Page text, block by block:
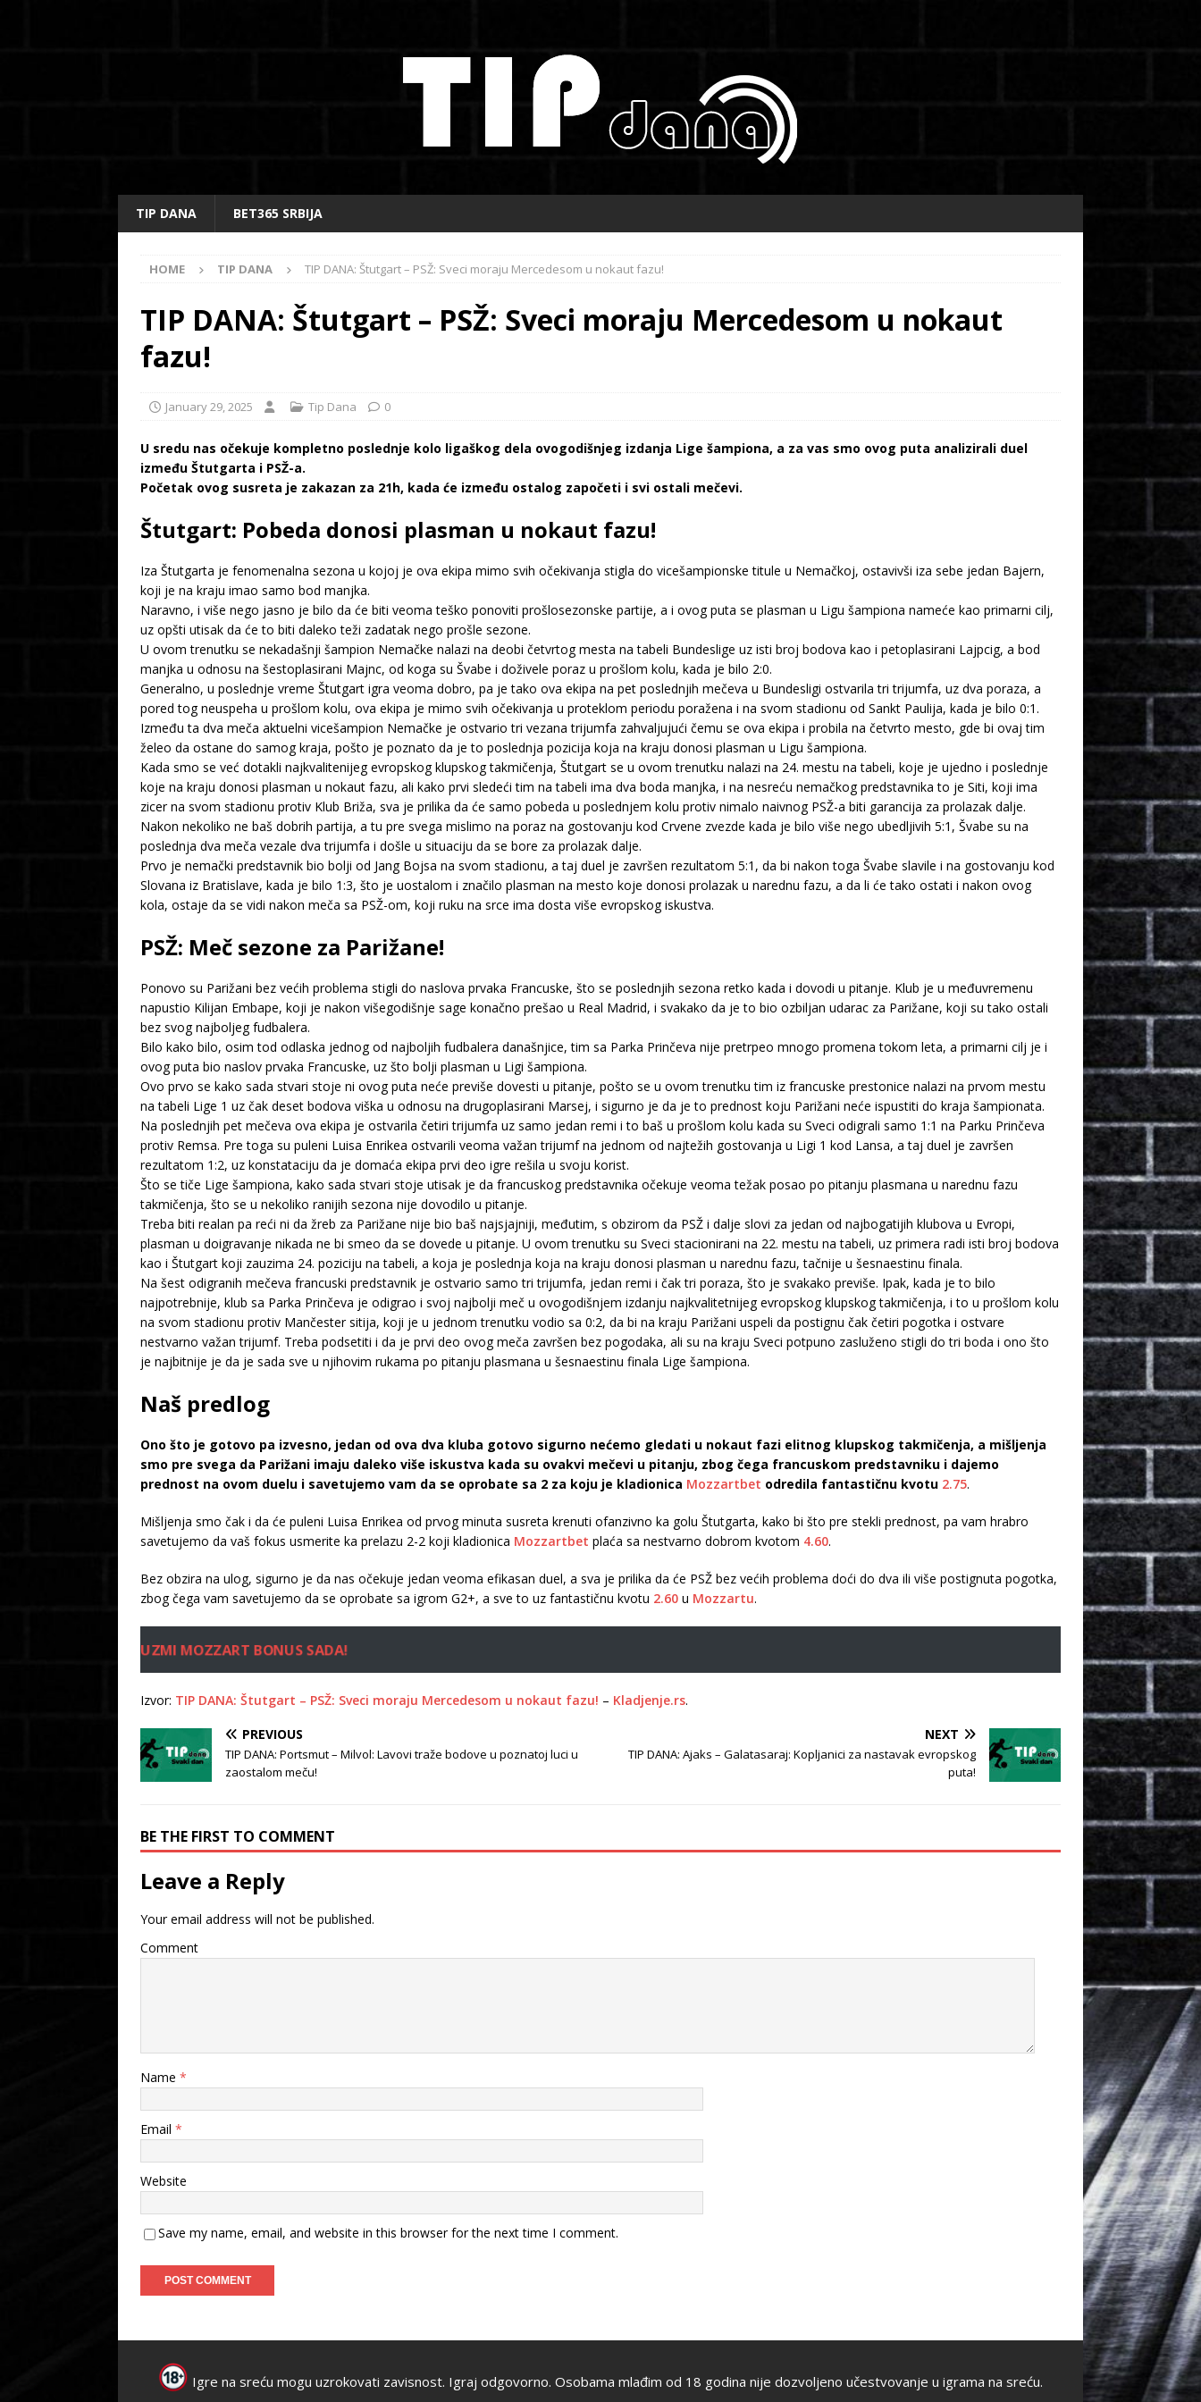
TIP DANA BET365 SRBIJA
HOME TIP DANA TIP DANA: Štutgart – PSŽ: Sveci moraju Mercedesom u nokaut fazu!
TIP DANA: Štutgart – PSŽ: Sveci moraju Mercedesom u nokaut
fazu!
January 29, 2025 Tip Dana 0
U sredu nas očekuje kompletno poslednje kolo ligaškog dela ovogodišnjeg izdanja Lige šampiona, a za vas smo ovog puta analizirali duel
između Štutgarta i PSŽ-a.
Početak ovog susreta je zakazan za 21h, kada će između ostalog započeti i svi ostali mečevi.
Štutgart: Pobeda donosi plasman u nokaut fazu!
Iza Štutgarta je fenomenalna sezona u kojoj je ova ekipa mimo svih očekivanja stigla do vicešampionske titule u Nemačkoj, ostavivši iza sebe jedan Bajern,
koji je na kraju imao samo bod manjka.
Naravno, i više nego jasno je bilo da će biti veoma teško ponoviti prošlosezonske partije, a i ovog puta se plasman u Ligu šampiona nameće kao primarni cilj,
uz opšti utisak da će to biti daleko teži zadatak nego prošle sezone.
U ovom trenutku se nekadašnji šampion Nemačke nalazi na deobi četvrtog mesta na tabeli Bundeslige uz isti broj bodova kao i petoplasirani Lajpcig, a bod
manjka u odnosu na šestoplasirani Majnc, od koga su Švabe i doživele poraz u prošlom kolu, kada je bilo 2:0.
Generalno, u poslednje vreme Štutgart igra veoma dobro, pa je tako ova ekipa na pet poslednjih mečeva u Bundesligi ostvarila tri trijumfa, uz dva poraza, a
pored tog neuspeha u prošlom kolu, ova ekipa je mimo svih očekivanja u proteklom periodu poražena i na svom stadionu od Sankt Paulija, kada je bilo 0:1.
Između ta dva meča aktuelni vicešampion Nemačke je ostvario tri vezana trijumfa zahvaljujući čemu se ova ekipa i probila na četvrto mesto, gde bi ovaj tim
želeo da ostane do samog kraja, pošto je poznato da je to poslednja pozicija koja na kraju donosi plasman u Ligu šampiona.
Kada smo se već dotakli najkvalitenijeg evropskog klupskog takmičenja, Štutgart se u ovom trenutku nalazi na 24. mestu na tabeli, koje je ujedno i poslednje
koje na kraju donosi plasman u nokaut fazu, ali kako prvi sledeći tim na tabeli ima dva boda manjka, i na nesreću nemačkog predstavnika to je Siti, koji ima
zicer na svom stadionu protiv Klub Briža, sva je prilika da će samo pobeda u poslednjem kolu protiv nimalo naivnog PSŽ-a biti garancija za prolazak dalje.
Nakon nekoliko ne baš dobrih partija, a tu pre svega mislimo na poraz na gostovanju kod Crvene zvezde kada je bilo više nego ubedljivih 5:1, Švabe su na
poslednja dva meča vezale dva trijumfa i došle u situaciju da se bore za prolazak dalje.
Prvo je nemački predstavnik bio bolji od Jang Bojsa na svom stadionu, a taj duel je završen rezultatom 5:1, da bi nakon toga Švabe slavile i na gostovanju kod
Slovana iz Bratislave, kada je bilo 1:3, što je uostalom i značilo plasman na mesto koje donosi prolazak u narednu fazu, a da li će tako ostati i nakon ovog
kola, ostaje da se vidi nakon meča sa PSŽ-om, koji ruku na srce ima dosta više evropskog iskustva.
PSŽ: Meč sezone za Parižane!
Ponovo su Parižani bez većih problema stigli do naslova prvaka Francuske, što se poslednjih sezona retko kada i dovodi u pitanje. Klub je u međuvremenu
napustio Kilijan Embape, koji je nakon višegodišnje sage konačno prešao u Real Madrid, i svakako da je to bio ozbiljan udarac za Parižane, koji su tako ostali
bez svog najboljeg fudbalera.
Bilo kako bilo, osim tod odlaska jednog od najboljih fudbalera današnjice, tim sa Parka Prinčeva nije pretrpeo mnogo promena tokom leta, a primarni cilj je i
ovog puta bio naslov prvaka Francuske, uz što bolji plasman u Ligi šampiona.
Ovo prvo se kako sada stvari stoje ni ovog puta neće previše dovesti u pitanje, pošto se u ovom trenutku tim iz francuske prestonice nalazi na prvom mestu
na tabeli Lige 1 uz čak deset bodova viška u odnosu na drugoplasirani Marsej, i sigurno je da je to prednost koju Parižani neće ispustiti do kraja šampionata.
Na poslednjih pet mečeva ova ekipa je ostvarila četiri trijumfa uz samo jedan remi i to baš u prošlom kolu kada su Sveci odigrali samo 1:1 na Parku Prinčeva
protiv Remsa. Pre toga su puleni Luisa Enrikea ostvarili veoma važan trijumf na jednom od najtežih gostovanja u Ligi 1 kod Lansa, a taj duel je završen
rezultatom 1:2, uz konstataciju da je domaća ekipa prvi deo igre rešila u svoju korist.
Što se tiče Lige šampiona, kako sada stvari stoje utisak je da francuskog predstavnika očekuje veoma težak posao po pitanju plasmana u narednu fazu
takmičenja, što se u nekoliko ranijih sezona nije dovodilo u pitanje.
Treba biti realan pa reći ni da žreb za Parižane nije bio baš najsjajniji, međutim, s obzirom da PSŽ i dalje slovi za jedan od najbogatijih klubova u Evropi,
plasman u doigravanje nikada ne bi smeo da se dovede u pitanje. U ovom trenutku su Sveci stacionirani na 22. mestu na tabeli, uz primera radi isti broj bodova
kao i Štutgart koji zauzima 24. poziciju na tabeli, a koja je poslednja koja na kraju donosi plasman u narednu fazu, tačnije u šesnaestinu finala.
Na šest odigranih mečeva francuski predstavnik je ostvario samo tri trijumfa, jedan remi i čak tri poraza, što je svakako previše. Ipak, kada je to bilo
najpotrebnije, klub sa Parka Prinčeva je odigrao i svoj najbolji meč u ovogodišnjem izdanju najkvalitetnijeg evropskog klupskog takmičenja, i to u prošlom kolu
na svom stadionu protiv Mančester sitija, koji je u jednom trenutku vodio sa 0:2, da bi na kraju Parižani uspeli da postignu čak četiri pogotka i ostvare
nestvarno važan trijumf. Treba podsetiti i da je prvi deo ovog meča završen bez pogodaka, ali su na kraju Sveci potpuno zasluženo stigli do tri boda i ono što
je najbitnije je da je sada sve u njihovim rukama po pitanju plasmana u šesnaestinu finala Lige šampiona.
Naš predlog
Ono što je gotovo pa izvesno, jedan od ova dva kluba gotovo sigurno nećemo gledati u nokaut fazi elitnog klupskog takmičenja, a mišljenja
smo pre svega da Parižani imaju daleko više iskustva kada su ovakvi mečevi u pitanju, zbog čega francuskom predstavniku i dajemo
prednost na ovom duelu i savetujemo vam da se oprobate sa 2 za koju je kladionica Mozzartbet odredila fantastičnu kvotu 2.75.
Mišljenja smo čak i da će puleni Luisa Enrikea od prvog minuta susreta krenuti ofanzivno ka golu Štutgarta, kako bi što pre stekli prednost, pa vam hrabro
savetujemo da vaš fokus usmerite ka prelazu 2-2 koji kladionica Mozzartbet plaća sa nestvarno dobrom kvotom 4.60.
Bez obzira na ulog, sigurno je da nas očekuje jedan veoma efikasan duel, a sva je prilika da će PSŽ bez većih problema doći do dva ili više postignuta pogotka,
zbog čega vam savetujemo da se oprobate sa igrom G2+, a sve to uz fantastičnu kvotu 2.60 u Mozzartu.
UZMI MOZZART BONUS SADA!
Izvor: TIP DANA: Štutgart – PSŽ: Sveci moraju Mercedesom u nokaut fazu! – Kladjenje.rs.
PREVIOUS
TIP DANA: Portsmut – Milvol: Lavovi traže bodove u poznatoj luci u
zaostalom meču!
NEXT
TIP DANA: Ajaks – Galatasaraj: Kopljanici za nastavak evropskog
puta!
BE THE FIRST TO COMMENT
Leave a Reply
Your email address will not be published.
Comment
Name *
Email *
Website
Save my name, email, and website in this browser for the next time I comment.
Igre na sreću mogu uzrokovati zavisnost. Igraj odgovorno. Osobama mlađim od 18 godina nije dozvoljeno učestvovanje u igrama na sreću.